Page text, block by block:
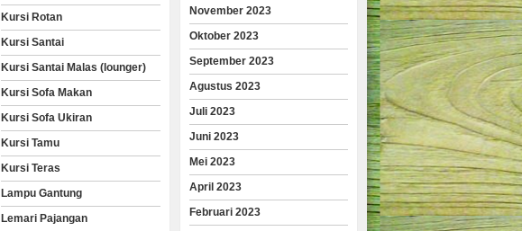
Kursi Rotan
Kursi Santai
Kursi Santai Malas (lounger)
Kursi Sofa Makan
Kursi Sofa Ukiran
Kursi Tamu
Kursi Teras
Lampu Gantung
Lemari Pajangan
November 2023
Oktober 2023
September 2023
Agustus 2023
Juli 2023
Juni 2023
Mei 2023
April 2023
Februari 2023